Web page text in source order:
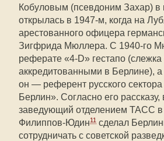
Кобуловым (псевдоним Захар) в
открылась в 1947-м, когда на
арестованного офицера
Зигфрида Мюллера. С 1940-го
реферате «4-D» гестапо
аккредитованными в Берлине), а
он — референт русского
Берлин». Согласно его рассказу,
заведующий отделением ТАСС
Филиппов-Юдин11 сделал
сотрудничать с советской